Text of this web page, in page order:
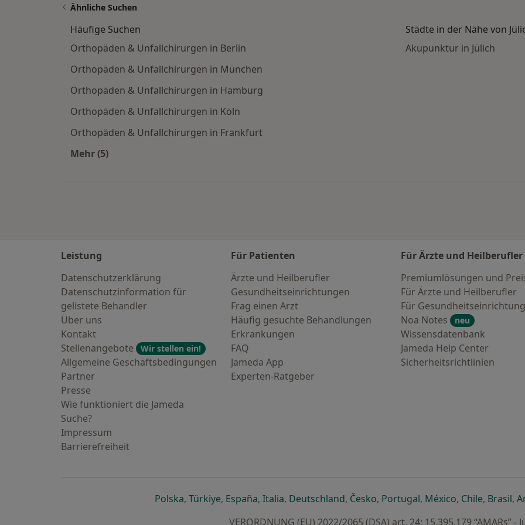
Ähnliche Suchen
Häufige Suchen
Orthopäden & Unfallchirurgen in Berlin
Orthopäden & Unfallchirurgen in München
Orthopäden & Unfallchirurgen in Hamburg
Orthopäden & Unfallchirurgen in Köln
Orthopäden & Unfallchirurgen in Frankfurt
Mehr (5)
Städte in der Nähe von
Akupunktur in Jülich
Leistung
Datenschutzerklärung
Datenschutzinformation für
gelistete Behandler
Über uns
Kontakt
Stellenangebote
Wir stellen ein!
Allgemeine Geschäftsbedingungen
Partner
Presse
Wie funktioniert die Jameda
Suche?
Impressum
Barrierefreiheit
Für Patienten
Ärzte und Heilberufler
Gesundheitseinrichtungen
Frag einen Arzt
Häufig gesuchte Behandlungen
Erkrankungen
FAQ
Jameda App
Experten-Ratgeber
Für Ärzte und Heilberufler
Premiumlösungen und
Für Ärzte und Heilberufler
Für
Noa Notes
neu
Wissensdatenbank
Jameda Help Center
Sicherheitsrichtlinien
Polskaöffnet in einer neuen Registerkarte
, Türkiyeöffnet in einer neuen Registerkarte
, Españaöffnet in einer neuen Registerkarte
, Italiaöffnet in einer neuen Registerkarte
, Deutschlandöffnet in einer neuen Registerkarte
, Českoöffnet in einer neuen
, Portugalöffnet in einer neuen
, Méxicoöffnet in einer
, Chileöffnet in
, Brasil,
VERORDNUNG (EU) 2022/2065 (DSA) art. 24: 15.395.179 “AMARs” -